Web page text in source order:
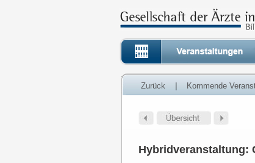
Zurück Kommende
Hybridveranstaltung: